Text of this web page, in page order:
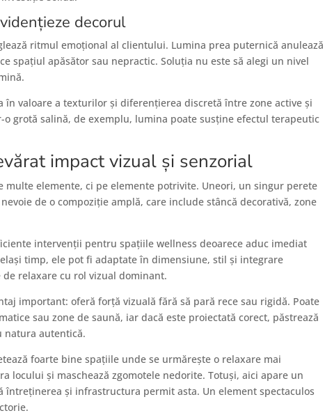
decorul
ritmul emoțional al clientului. Lumina prea puternică anulează
spațiul apăsător sau nepractic. Soluția nu este să alegi un nivel
valoare a texturilor și diferențierea discretă între zone active și
grotă salină, de exemplu, lumina poate susține efectul terapeutic
impact vizual și senzorial
multe elemente, ci pe elemente potrivite. Uneori, un singur perete
de o compoziție amplă, care include stâncă decorativă, zone
intervenții pentru spațiile wellness deoarece aduc imediat
timp, ele pot fi adaptate în dimensiune, stil și integrare
relaxare cu rol vizual dominant.
important: oferă forță vizuală fără să pară rece sau rigidă. Poate
sau zone de saună, iar dacă este proiectată corect, păstrează
natura autentică.
foarte bine spațiile unde se urmărește o relaxare mai
locului și maschează zgomotele nedorite. Totuși, aici apare un
întreținerea și infrastructura permit asta. Un element spectaculos